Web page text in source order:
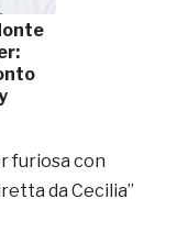
furiosa con
da Cecilia”